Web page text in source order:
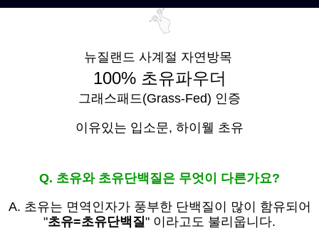
뉴질랜드 사계절 자연방목
100% 초유파우더
그래스패드(Grass-Fed) 인증
이유있는 입소문, 하이웰 초유
Q. 초유와 초유단백질은 무엇이 다른가요?
A. 초유는 면역인자가 풍부한 단백질이 많이 함유되어
"초유=초유단백질" 이라고도 불리웁니다.